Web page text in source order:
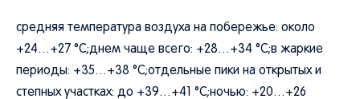
средняя температура воздуха на побережье: около
+24…+27 °C;днем чаще всего: +28…+34 °C;в жаркие
периоды: +35…+38 °C;отдельные пики на открытых и
степных участках: до +39…+41 °C;ночью: +20…+26